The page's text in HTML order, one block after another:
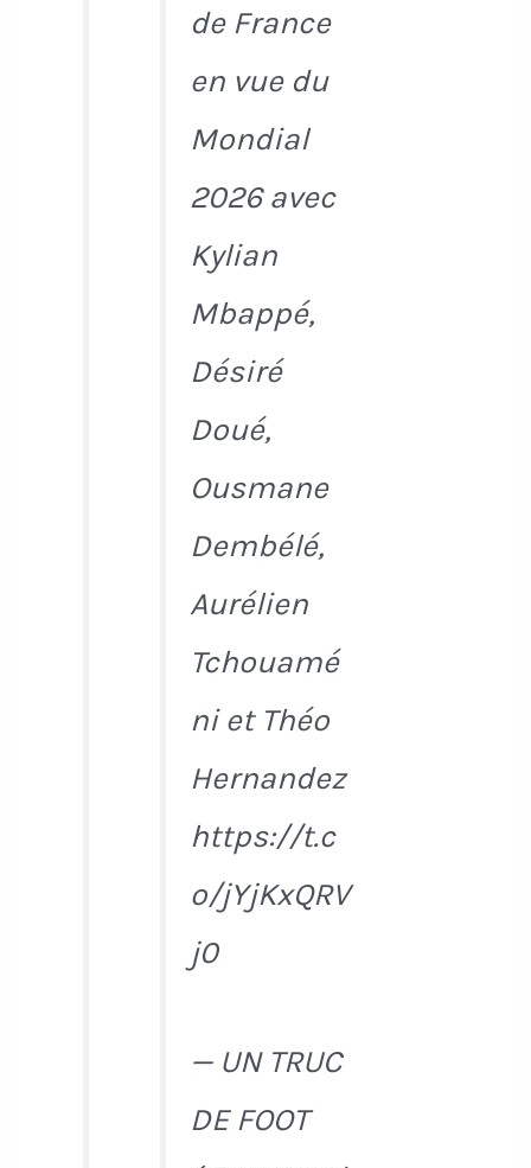
de France
en vue du
Mondial
2026 avec
Kylian
Mbappé,
Désiré
Doué,
Ousmane
Dembélé,
Aurélien
Tchouamé
ni et Théo
Hernandez
https://t.c
o/jYjKxQRV
j0
— UN TRUC
DE FOOT